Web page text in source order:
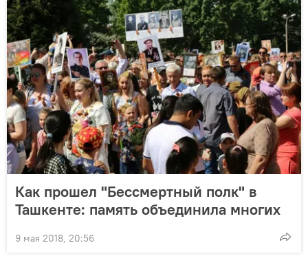
Как прошел "Бессмертный полк" в
Ташкенте: память объединила многих
9 мая 2018, 20:56